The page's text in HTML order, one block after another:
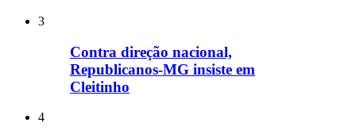
3
Contra direção nacional,
Republicanos-MG insiste em
Cleitinho
4